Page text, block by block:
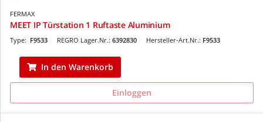
FERMAX
MEET IP Türstation 1 Ruftaste Aluminium
REGRO Lager.Nr.: 6392830
Type: F9533 Hersteller-Art.Nr.: F9533
In den Warenkorb
Einloggen